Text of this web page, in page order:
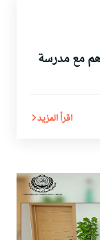
مع مدرسة
اقرأ المزيد